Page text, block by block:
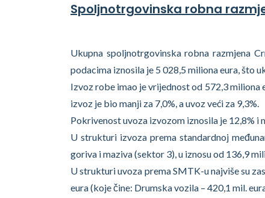
Spoljnotrgovinska robna
Ukupna spoljnotrgovinska robna razmjena
podacima iznosila je 5 028,5 miliona eura, što
Izvoz robe imao je vrijednost od 572,3 miliona
izvoz je bio manji za 7,0%, a uvoz veći za 9,3%.
Pokrivenost uvoza izvozom iznosila je 12,8% i
U strukturi izvoza prema standardnoj
goriva i maziva (sektor 3), u iznosu od 136,9
U strukturi uvoza prema SMTK-u najviše su
eura (koje čine: Drumska vozila – 420,1 mil.